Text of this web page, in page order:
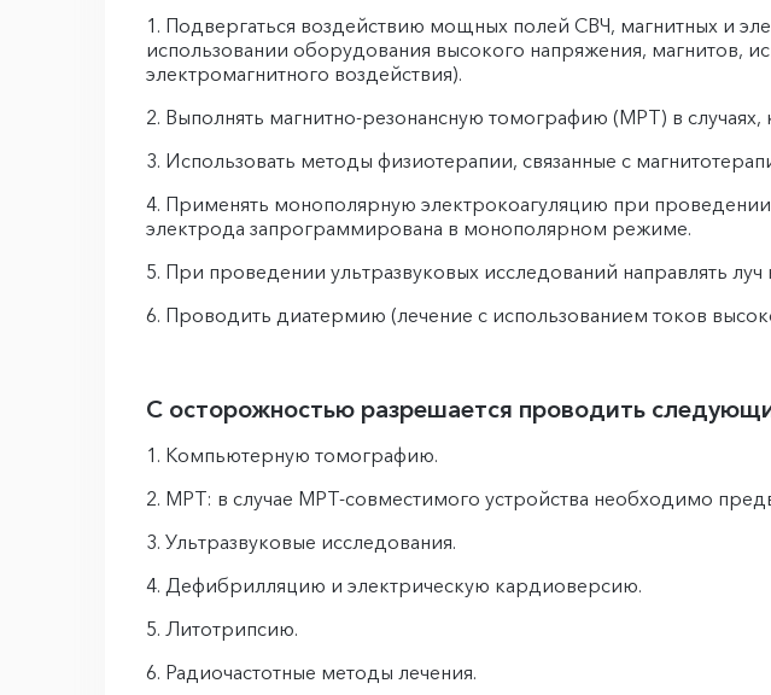
Подвергаться воздействию мощных полей СВЧ, магнитных и
использовании оборудования высокого напряжения, магнитов,
электромагнитного воздействия).
Выполнять магнитно-резонансную томографию (МРТ) в
Использовать методы физиотерапии, связанные с
Применять монополярную электрокоагуляцию при проведении
электрода запрограммирована в монополярном режиме.
При проведении ультразвуковых исследований направлять
Проводить диатермию (лечение с использованием токов
С осторожностью разрешается проводить
Компьютерную томографию.
МРТ: в случае МРТ-совместимого устройства необходимо
Ультразвуковые исследования.
Дефибрилляцию и электрическую кардиоверсию.
Литотрипсию.
Радиочастотные методы лечения.